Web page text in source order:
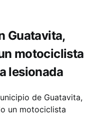
Guatavita,
motociclista
lesionada
de Guatavita,
un motociclista